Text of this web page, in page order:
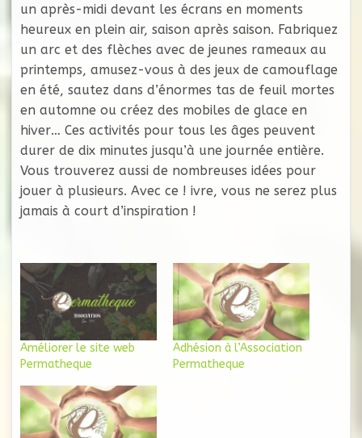
un après-midi devant les écrans en moments
heureux en plein air, saison après saison. Fabriquez
un arc et des flèches avec de jeunes rameaux au
printemps, amusez-vous à des jeux de camouflage
en été, sautez dans d’énormes tas de feuil mortes
en automne ou créez des mobiles de glace en
hiver… Ces activités pour tous les âges peuvent
durer de dix minutes jusqu’à une journée entière.
Vous trouverez aussi de nombreuses idées pour
jouer à plusieurs. Avec ce ! ivre, vous ne serez plus
jamais à court d’inspiration !
Améliorer le site web
Permatheque
Adhésion à l’Association
Permatheque